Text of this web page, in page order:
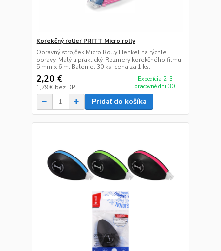
Korekčný roller PRITT Micro rolly
Opravný strojček Micro Rolly Henkel na rýchle
opravy. Malý a praktický. Rozmery korekčného filmu:
5 mm x 6 m. Balenie: 30 ks, cena za 1 ks.
2,20 €
1,79 € bez DPH
Expedícia 2-3
pracovné dni 30
Pridať do košíka